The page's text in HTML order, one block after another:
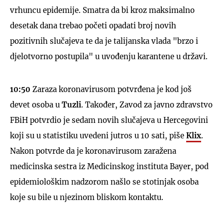
vrhuncu epidemije. Smatra da bi kroz maksimalno
desetak dana trebao početi opadati broj novih
pozitivnih slučajeva te da je talijanska vlada "brzo i
djelotvorno postupila" u uvođenju karantene u državi.
10:50 Zaraza koronavirusom potvrđena je kod još
devet osoba u Tuzli. Također, Zavod za javno zdravstvo
FBiH potvrdio je sedam novih slučajeva u Hercegovini
koji su u statistiku uvedeni jutros u 10 sati, piše Klix.
Nakon potvrde da je koronavirusom zaražena
medicinska sestra iz Medicinskog instituta Bayer, pod
epidemiološkim nadzorom našlo se stotinjak osoba
koje su bile u njezinom bliskom kontaktu.